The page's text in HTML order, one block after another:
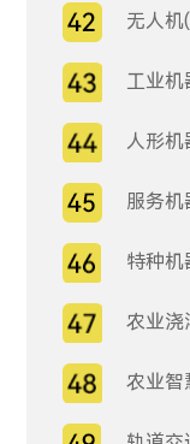
无人机(
工业机
人形机
服务机
特种机
农业浇
农业智